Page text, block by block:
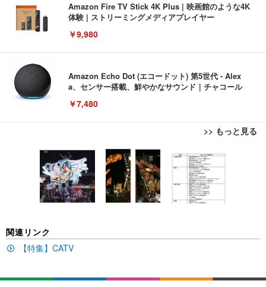
Amazon Fire TV Stick 4K Plus | 映画館のような4K
体験 | ストリーミングメディアプレイヤー
￥9,980
Amazon Echo Dot (エコードット) 第5世代 - Alex
a、センサー搭載、鮮やかなサウンド｜チャコール
￥7,480
>> もっと見る
[EdoErgo] オフィスチェア 椅子 テレワーク 疲れな
い 跳ね上げ式アームレスト コンパクト 約105度ロッ
キング pc 事務椅子 360度回転 座面昇降 強化ナイロ
ン樹脂ベース 通気性メッシュ 在宅ワーク H-WY01
(黒網+黒枠+黒足)
￥5,699
ュチェア 人間工学 疲れない ブラック
EIZO ビジネス向けプレミアムモニター | FlexScan
EV3240X-WT | 31.5型4K UHD・USB Type-C・ホワ
イト
￥105,595
イト
Amazonベーシック ペットシーツ 薄型 レギュラー 1
回使い捨て 無香料 ホワイト 300枚
￥3,373
x2袋(84枚) ホワイト(吸収面:ライトブルー)
関連リンク
【特集】CATV